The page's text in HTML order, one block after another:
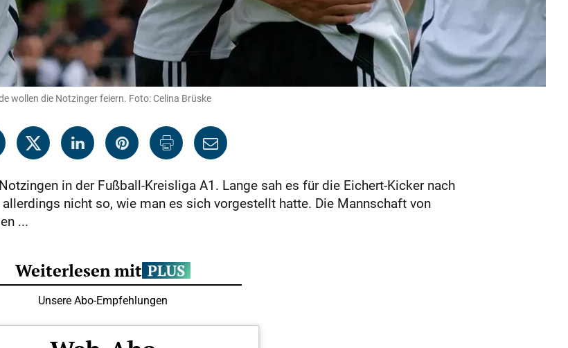
wollen die Notzinger feiern. Foto: Celina Brüske
in der Fußball-Kreisliga A1. Lange sah es für die Eichert-Kicker nach
nicht so, wie man es sich vorgestellt hatte. Die Mannschaft von
...